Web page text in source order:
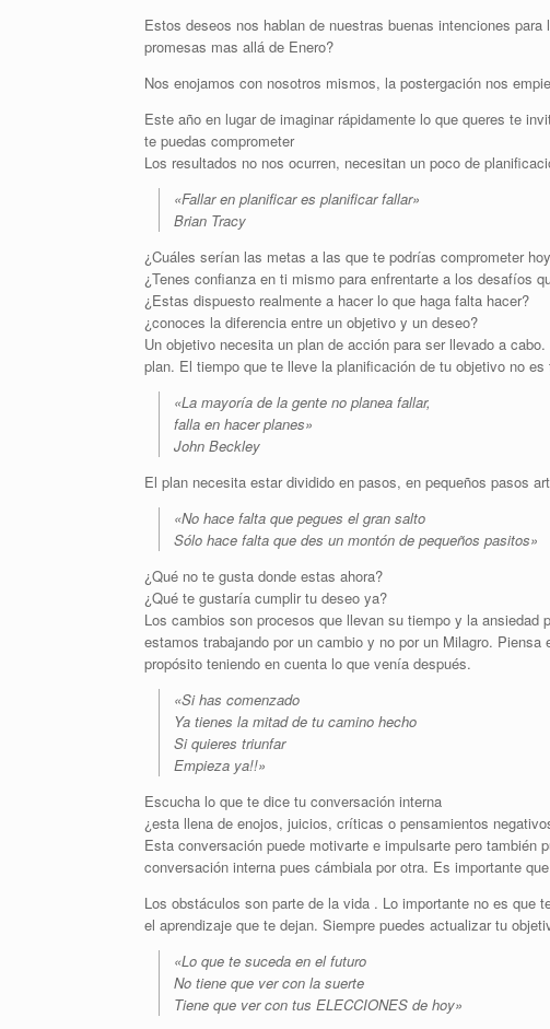
Estos deseos nos hablan de nuestras buenas intenciones
promesas mas allá de Enero?
Nos enojamos con nosotros mismos, la postergación nos
Este año en lugar de imaginar rápidamente lo que queres te
te puedas comprometer
Los resultados no nos ocurren, necesitan un poco de
«Fallar en planificar es planificar fallar»
Brian Tracy
¿Cuáles serían las metas a las que te podrías comprometer
¿Tenes confianza en ti mismo para enfrentarte a los desafíos
¿Estas dispuesto realmente a hacer lo que haga falta hacer?
¿conoces la diferencia entre un objetivo y un deseo?
Un objetivo necesita un plan de acción para ser llevado a
plan. El tiempo que te lleve la planificación de tu objetivo no
«La mayoría de la gente no planea fallar,
falla en hacer planes»
John Beckley
El plan necesita estar dividido en pasos, en pequeños pasos
«No hace falta que pegues el gran salto
Sólo hace falta que des un montón de pequeños pasitos»
¿Qué no te gusta donde estas ahora?
¿Qué te gustaría cumplir tu deseo ya?
Los cambios son procesos que llevan su tiempo y la
estamos trabajando por un cambio y no por un Milagro.
propósito teniendo en cuenta lo que venía después.
«Si has comenzado
Ya tienes la mitad de tu camino hecho
Si quieres triunfar
Empieza ya!!»
Escucha lo que te dice tu conversación interna
¿esta llena de enojos, juicios, críticas o pensamientos
Esta conversación puede motivarte e impulsarte pero
conversación interna pues cámbiala por otra. Es importante
Los obstáculos son parte de la vida . Lo importante no es que
el aprendizaje que te dejan. Siempre puedes actualizar tu
«Lo que te suceda en el futuro
No tiene que ver con la suerte
Tiene que ver con tus ELECCIONES de hoy»